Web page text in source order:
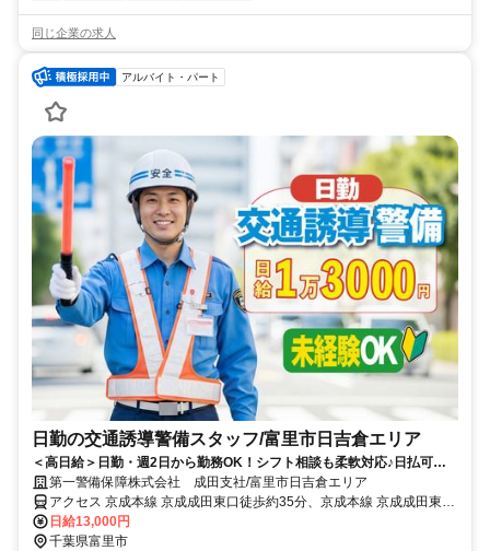
同じ企業の求人
アルバイト・パート
日勤の交通誘導警備スタッフ/富里市日吉倉エリア
＜高日給＞日勤・週2日から勤務OK！シフト相談も柔軟対応♪日払可◎
未経験歓迎★
第一警備保障株式会社 成田支社/富里市日吉倉エリア
アクセス 京成本線 京成成田東口徒歩約35分、京成本線 京成成田東口
徒歩約35分、ＪＲ成田線 成田東口徒歩約39分 直行直帰OK＊交通費
全額支給＊
日給13,000円
千葉県富里市